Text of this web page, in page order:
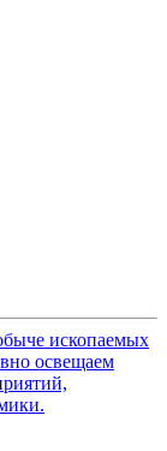
ископаемых
освещаем